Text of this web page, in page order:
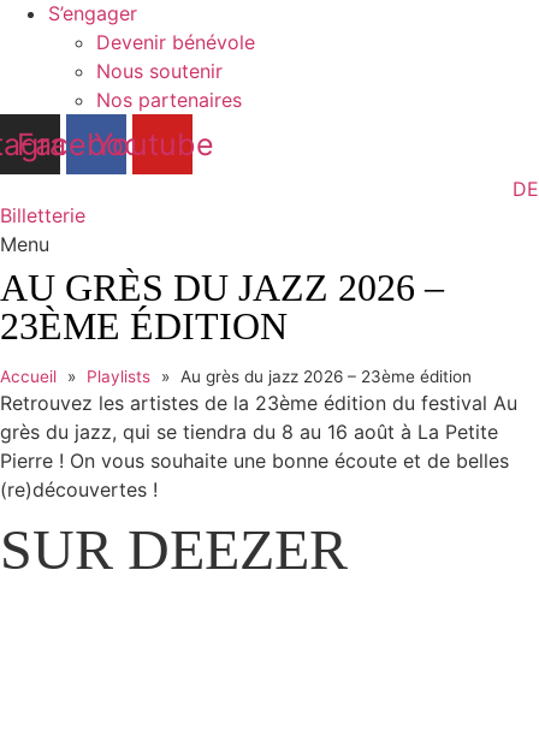
S’engager
Devenir bénévole
Nous soutenir
Nos partenaires
Facebook
Youtube
DE
Billetterie
Menu
AU GRÈS DU JAZZ 2026 –
23ÈME ÉDITION
Accueil » Playlists » Au grès du jazz 2026 – 23ème édition
Retrouvez les artistes de la 23ème édition du festival Au
grès du jazz, qui se tiendra du 8 au 16 août à La Petite
Pierre ! On vous souhaite une bonne écoute et de belles
(re)découvertes !
SUR DEEZER